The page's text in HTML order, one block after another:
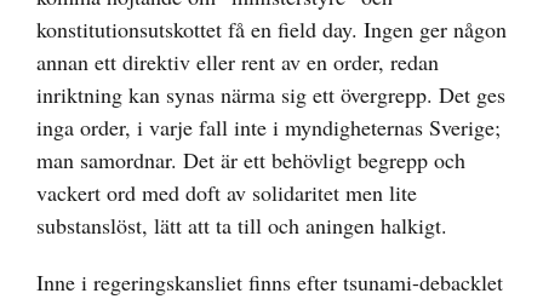
konstitutionsutskottet få en field day. Ingen ger någon
annan ett direktiv eller rent av en order, redan
inriktning kan synas närma sig ett övergrepp. Det ges
inga order, i varje fall inte i myndigheternas Sverige;
man samordnar. Det är ett behövligt begrepp och
vackert ord med doft av solidaritet men lite
substanslöst, lätt att ta till och aningen halkigt.
Inne i regeringskansliet finns efter tsunami-debacklet